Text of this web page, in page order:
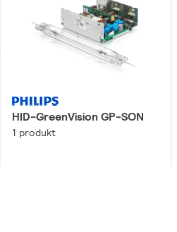
HID-GreenVision GP-SON
1 produkt